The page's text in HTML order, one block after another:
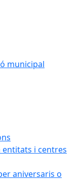
municipal
entitats i centres
aniversaris o